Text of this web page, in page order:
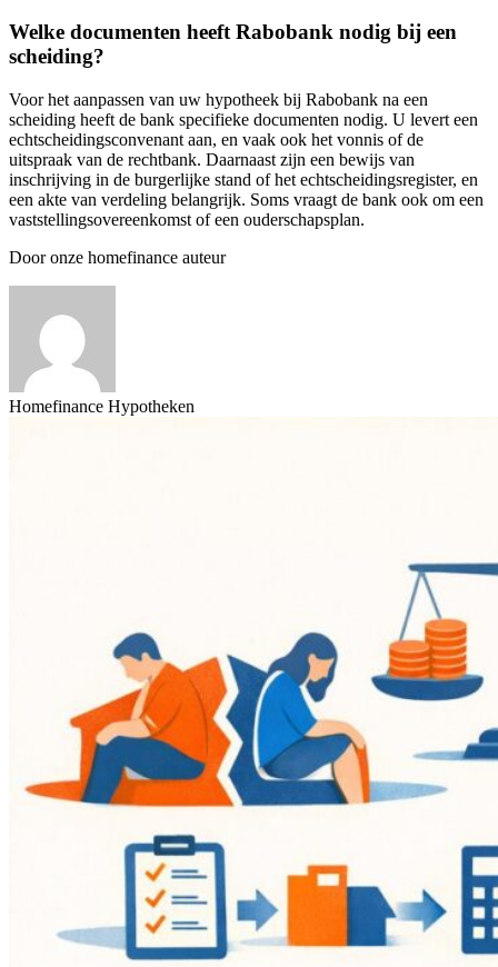
Welke documenten heeft Rabobank nodig bij een
scheiding?
Voor het aanpassen van uw hypotheek bij Rabobank na een
scheiding heeft de bank specifieke documenten nodig. U levert een
echtscheidingsconvenant aan, en vaak ook het vonnis of de
uitspraak van de rechtbank. Daarnaast zijn een bewijs van
inschrijving in de burgerlijke stand of het echtscheidingsregister, en
een akte van verdeling belangrijk. Soms vraagt de bank ook om een
vaststellingsovereenkomst of een ouderschapsplan.
Door onze homefinance auteur
Homefinance Hypotheken